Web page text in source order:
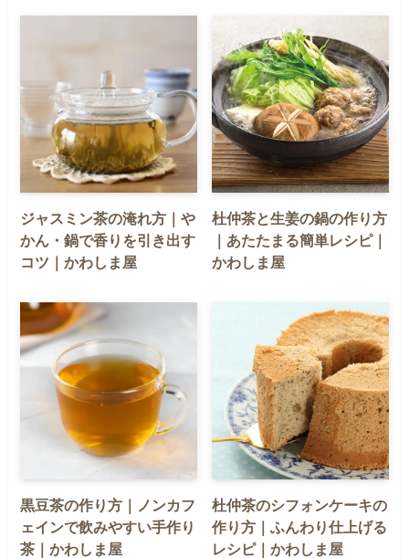
ジャスミン茶の淹れ方｜や
かん・鍋で香りを引き出す
コツ｜かわしま屋
杜仲茶と生姜の鍋の作り方
｜あたたまる簡単レシピ｜
かわしま屋
黒豆茶の作り方｜ノンカフ
ェインで飲みやすい手作り
茶｜かわしま屋
杜仲茶のシフォンケーキの
作り方｜ふんわり仕上げる
レシピ｜かわしま屋